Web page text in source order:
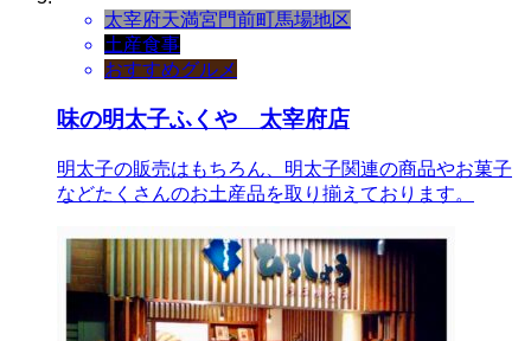
太宰府天満宮門前町馬場地区
土産食事
おすすめグルメ
味の明太子ふくや 太宰府店
明太子の販売はもちろん、明太子関連の商品やお菓子
などたくさんのお土産品を取り揃えております。